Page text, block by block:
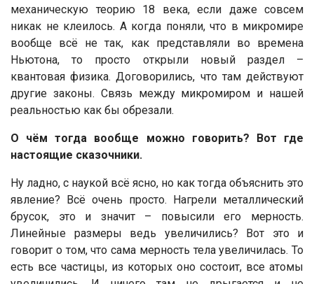
механическую теорию 18 века, если даже совсем
никак не клеилось. А когда поняли, что в микромире
вообще всё не так, как представляли во времена
Ньютона, то просто открыли новый раздел –
квантовая физика. Договорились, что там действуют
другие законы. Связь между микромиром и нашей
реальностью как бы обрезали.
О чём тогда вообще можно говорить? Вот где
настоящие сказочники.
Ну ладно, с наукой всё ясно, но как тогда объяснить это
явление? Всё очень просто. Нагрели металлический
брусок, это и значит – повысили его мерность.
Линейные размеры ведь увеличились? Вот это и
говорит о том, что сама мерность тела увеличилась. То
есть все частицы, из которых оно состоит, все атомы